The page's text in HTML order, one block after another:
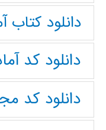
دانلود
دانلود کد
دانلود کد